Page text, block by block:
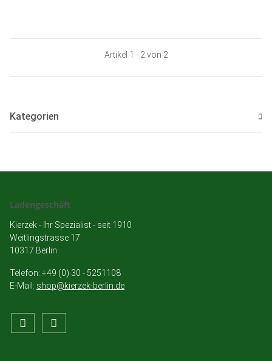
Artikel 1 - 2 von 2
Kategorien
Ladengeschäft
Kierzek - Ihr Spezialist - seit 1910
Weitlingstrasse 17
10317 Berlin
Telefon: +49 (0) 30 - 5251108
E-Mail: shop@kierzek-berlin.de